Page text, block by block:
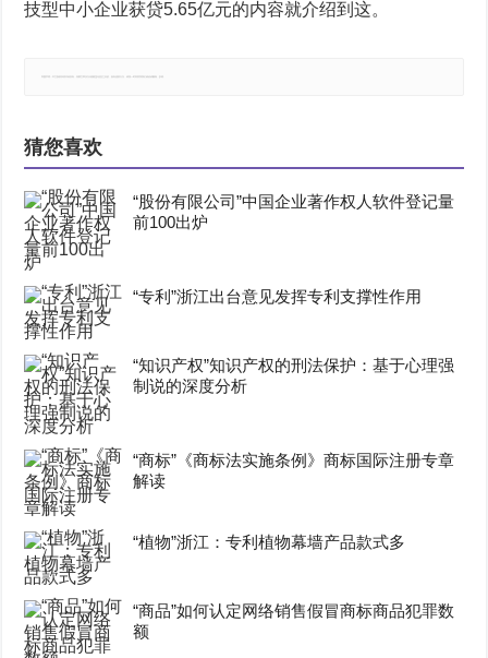
技型中小企业获贷5.65亿元的内容就介绍到这。
猜您喜欢
“股份有限公司”中国企业著作权人软件登记量
前100出炉
“专利”浙江出台意见发挥专利支撑性作用
“知识产权”知识产权的刑法保护：基于心理强
制说的深度分析
“商标”《商标法实施条例》商标国际注册专章
解读
“植物”浙江：专利植物幕墙产品款式多
“商品”如何认定网络销售假冒商标商品犯罪数
额